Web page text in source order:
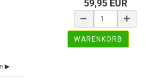
59,95 EUR
WARENKORB